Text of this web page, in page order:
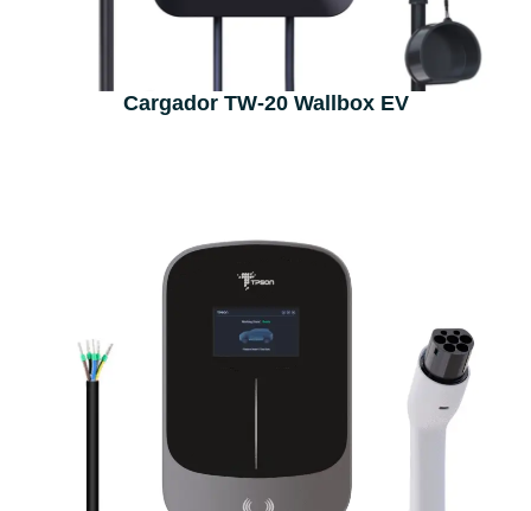
Cargador TW-20 Wallbox EV